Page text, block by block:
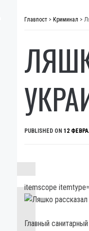
Главпост > Криминал >
PUBLISHED ON 12
itemscope
Главный